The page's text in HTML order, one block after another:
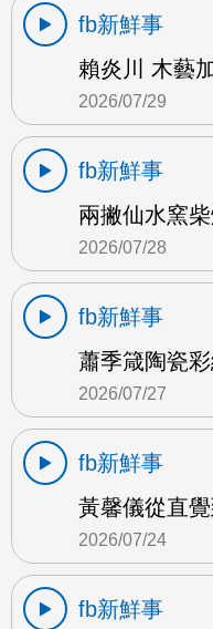
fb新鮮事
賴炎川 木藝
2026/07/29
fb新鮮事
兩撇仙水窯
2026/07/28
fb新鮮事
蕭季箴陶瓷
2026/07/27
fb新鮮事
黃馨儀從直
2026/07/24
fb新鮮事